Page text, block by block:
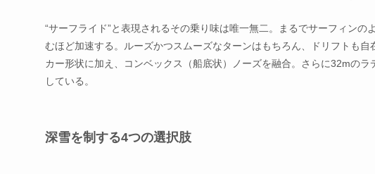
“サーフライド”と表現されるその乗り味は唯一無二。まるでサーフィン
むほど加速する。ルーズかつスムーズなターンはもちろん、ドリフトも
カー形状に加え、コンベックス（船底状）ノーズを融合。さらに32mの
している。
深雪を制する4つの選択肢